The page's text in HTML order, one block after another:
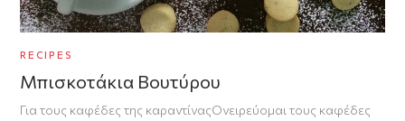
RECIPES
Μπισκοτάκια Βουτύρου
Για τους καφέδες της καραντίναςΟνειρεύομαι τους καφέδες